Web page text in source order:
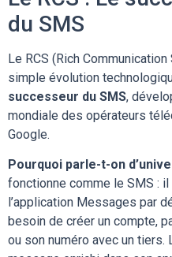
du SMS
Le RCS (Rich
simple évolution
successeur du SMS,
mondiale des opérateurs
Google.
Pourquoi parle-t-on
fonctionne comme le SMS :
l’application Messages par
besoin de créer un compte,
ou son numéro avec un